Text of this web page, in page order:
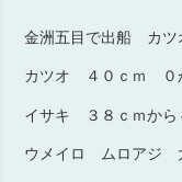
金洲五目で出船 カツ
カツオ ４０ｃｍ ０
イサキ ３８ｃｍか
ウメイロ ムロアジ